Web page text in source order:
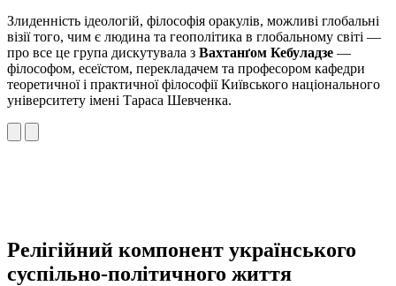
Злиденність ідеологій, філософія оракулів, можливі глобальні
візії того, чим є людина та геополітика в глобальному світі —
про все це група дискутувала з Вахтанґом Кебуладзе —
філософом, есеїстом, перекладачем та професором кафедри
теоретичної і практичної філософії Київського національного
університету імені Тараса Шевченка.
Релігійний компонент українського
суспільно-політичного життя